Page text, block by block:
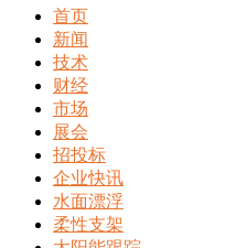
首页
新闻
技术
财经
市场
展会
招投标
企业快讯
水面漂浮
柔性支架